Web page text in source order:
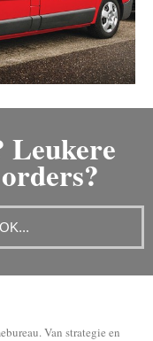
Leukere
Van strategie en